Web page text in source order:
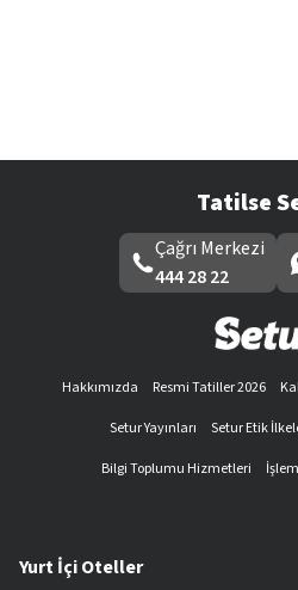
Tatilse
Çağrı Merkezi
444 28 22
Hakkımızda Resmi Tatiller 2026
Setur Yayınları
Setur Etik
Bilgi Toplumu Hizmetleri
Yurt İçi Oteller